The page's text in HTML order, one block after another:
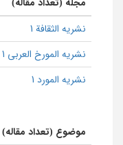
مجله (تعداد مقاله)
نشریه الثقافة 1
نشریه المورخ العربی 1
نشریه المورد 1
موضوع (تعداد مقاله)